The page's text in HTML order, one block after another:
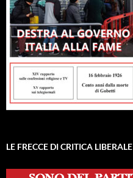
LE FRECCE DI CRITICA LIBERALE